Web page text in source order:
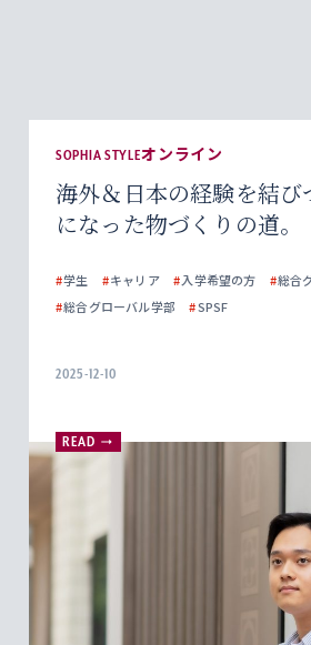
SOPHIA STYLEオンライン
海外＆日本の経験を結
になった物づくりの道。
#学生 #キャリア #入学希望の方 #総合
#総合グローバル学部 #SPSF
2025-12-10
READ